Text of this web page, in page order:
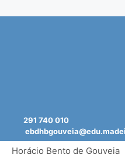
291 740 010
Horácio Bento de Gouveia